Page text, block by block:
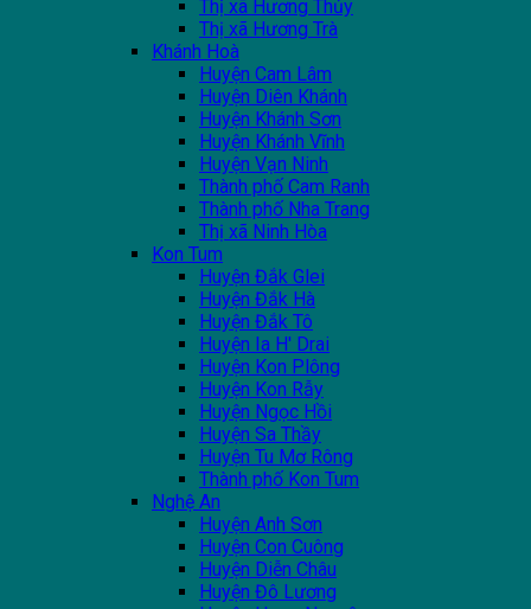
Thị xã Hương Thủy
Thị xã Hương Trà
Khánh Hoà
Huyện Cam Lâm
Huyện Diên Khánh
Huyện Khánh Sơn
Huyện Khánh Vĩnh
Huyện Vạn Ninh
Thành phố Cam Ranh
Thành phố Nha Trang
Thị xã Ninh Hòa
Kon Tum
Huyện Đắk Glei
Huyện Đắk Hà
Huyện Đắk Tô
Huyện Ia H' Drai
Huyện Kon Plông
Huyện Kon Rẫy
Huyện Ngọc Hồi
Huyện Sa Thầy
Huyện Tu Mơ Rông
Thành phố Kon Tum
Nghệ An
Huyện Anh Sơn
Huyện Con Cuông
Huyện Diễn Châu
Huyện Đô Lương